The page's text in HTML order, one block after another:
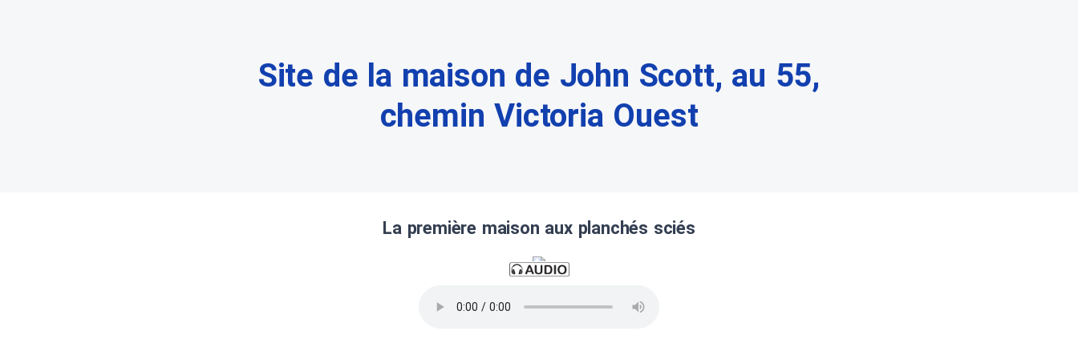
Site de la maison de John Scott, au 55,
chemin Victoria Ouest
La première maison aux planchés sciés